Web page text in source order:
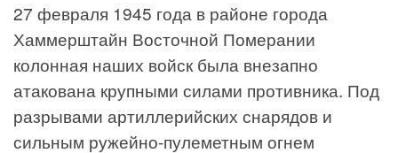
27 февраля 1945 года в районе города
Хаммерштайн Восточной Померании
колонная наших войск была внезапно
атакована крупными силами противника. Под
разрывами артиллерийских снарядов и
сильным ружейно-пулеметным огнем